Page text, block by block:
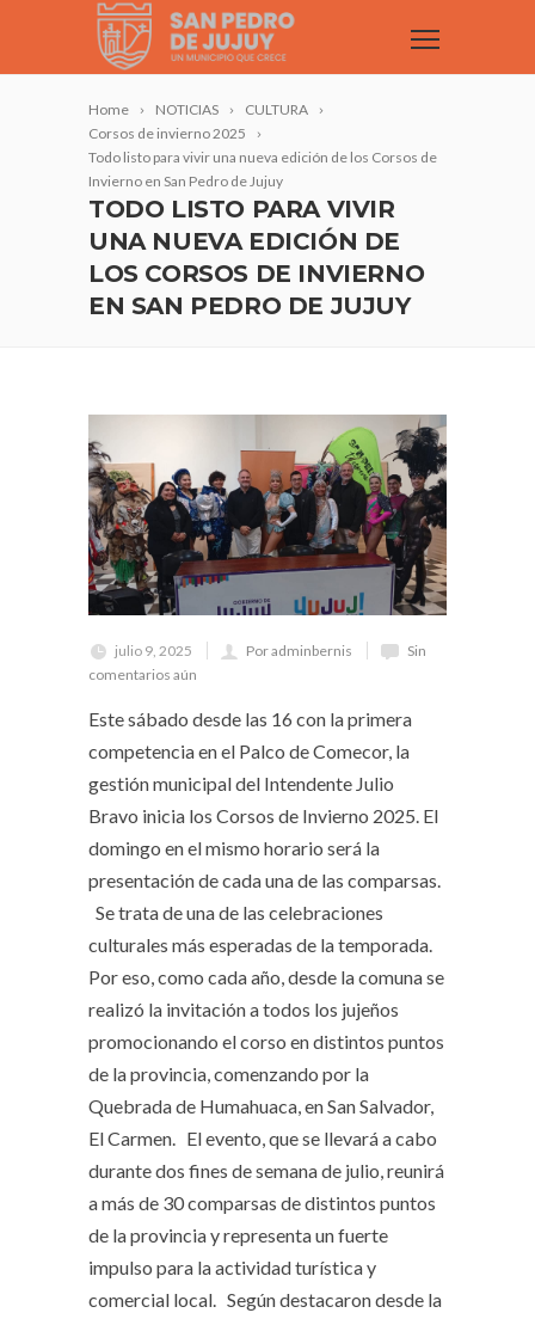
Home NOTICIAS
CULTURA
Corsos de invierno 2025
Todo listo para vivir una nueva edición de los Corsos de
Invierno en San Pedro de Jujuy
TODO LISTO PARA VIVIR
UNA NUEVA EDICIÓN DE
LOS CORSOS DE INVIERNO
EN SAN PEDRO DE JUJUY
julio 9, 2025 Por adminbernis
Sin
comentarios aún
Este sábado desde las 16 con la primera
competencia en el Palco de Comecor, la
gestión municipal del Intendente Julio
Bravo inicia los Corsos de Invierno 2025. El
domingo en el mismo horario será la
presentación de cada una de las comparsas.
Se trata de una de las celebraciones
culturales más esperadas de la temporada.
Por eso, como cada año, desde la comuna se
realizó la invitación a todos los jujeños
promocionando el corso en distintos puntos
de la provincia, comenzando por la
Quebrada de Humahuaca, en San Salvador,
El Carmen. El evento, que se llevará a cabo
durante dos fines de semana de julio, reunirá
a más de 30 comparsas de distintos puntos
de la provincia y representa un fuerte
impulso para la actividad turística y
comercial local. Según destacaron desde la